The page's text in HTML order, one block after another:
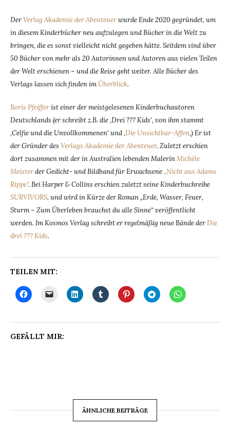
DerVerlag Akademie der Abenteuerwurde Ende 2020 gegründet, um
in diesem Kinderbücher neu aufzulegen und Bücher in die Welt zu
bringen, die es sonst vielleicht nicht gegeben hätte. Seitdem sind über
50 Bücher von mehr als 20 Autorinnen und Autoren aus vielen Teilen
der Welt erschienen – und die Reise geht weiter. Alle Bücher des
Verlags lassen sich finden imÜberblick.
Boris Pfeifferist einer der meistgelesenen Kinderbuchautoren
Deutschlands (er schreibt z.B. die ‚Drei ??? Kids‘, von ihm stammt
‚Celfie und die Unvollkommenen‘ und ‚Die Unsichtbar-Affen‚) Er ist
der Gründer des Verlags Akademie der Abenteuer. Zuletzt erschien
dort zusammen mit der in Australien lebenden MalerinMichèle
Meisterder Gedicht- und Bildband für Erwachsene„Nicht aus Adams
Rippe“. Bei Harper & Collins erschien zuletzt seine Kinderbuchreihe
SURVIVORS. und wird in Kürze der Roman „Erde, Wasser, Feuer,
Sturm – Zum Überleben brauchst du alle Sinne“ veröffentlicht
werden. Im Kosmos Verlag schreibt er regelmäßig neue Bände derDie
drei ??? Kids.
TEILEN MIT:
GEFÄLLT MIR:
ÄHNLICHE BEITRÄGE